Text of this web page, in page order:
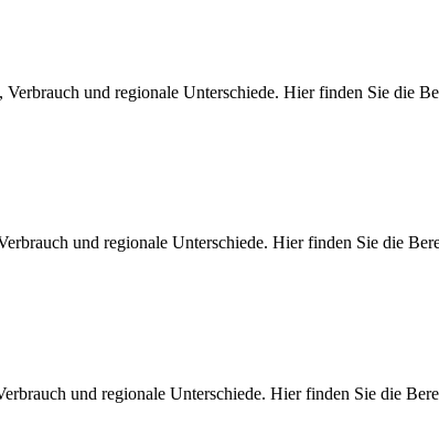
und regionale Unterschiede. Hier finden Sie die
und regionale Unterschiede. Hier finden Sie die
und regionale Unterschiede. Hier finden Sie die